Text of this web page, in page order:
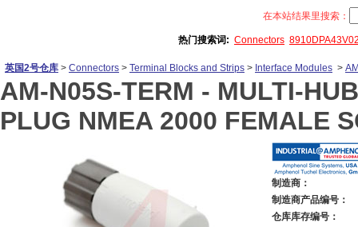
在本站结果里搜索：
热门搜索词: Connectors
英国2号仓库 > Connectors > Terminal Blocks and Strips > Interface Modules >
AM-N05S-TERM - MULTI-
PLUG NMEA 2000 FEMALE
制造商：
制造商产品编号：
仓库库存编号：